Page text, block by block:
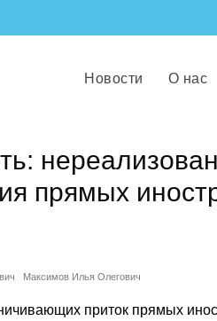
Новости О нас
прямых
Максимов Илья Олегович
приток прямых